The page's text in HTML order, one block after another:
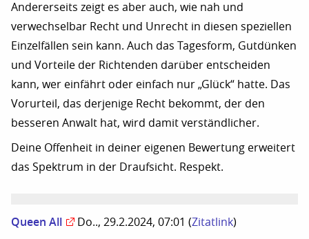
Andererseits zeigt es aber auch, wie nah und
verwechselbar Recht und Unrecht in diesen speziellen
Einzelfällen sein kann. Auch das Tagesform, Gutdünken
und Vorteile der Richtenden darüber entscheiden
kann, wer einfährt oder einfach nur „Glück“ hatte. Das
Vorurteil, das derjenige Recht bekommt, der den
besseren Anwalt hat, wird damit verständlicher.
Deine Offenheit in deiner eigenen Bewertung erweitert
das Spektrum in der Draufsicht. Respekt.
Queen All Do.., 29.2.2024, 07:01 (Zitatlink)